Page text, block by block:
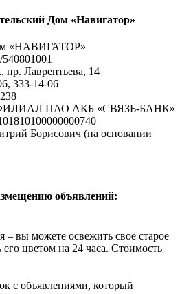
Дом «Навигатор»
«НАВИГАТОР»
пр. Лаврентьева, 14
333-14-06
ПАО АКБ «СВЯЗЬ-БАНК»
Борисович (на основании
объявлений:
– вы можете освежить своё старое
цветом на 24 часа. Стоимость
с объявлениями, который